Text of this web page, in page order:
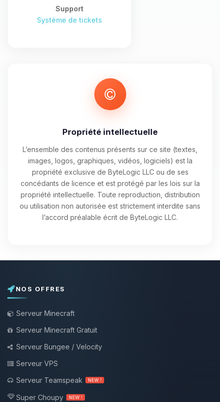
Support
Système de tickets
Propriété intellectuelle
L’ensemble des contenus présents sur ce site (textes,
images, logos, graphiques, vidéos, logiciels) est la
propriété exclusive de ByteLogic LLC ou de ses
concédants de licence et est protégé par les lois sur la
propriété intellectuelle. Toute reproduction, distribution
ou utilisation non autorisée est strictement interdite sans
l’accord préalable écrit de ByteLogic LLC.
NOS OFFRES
Serveur Minecraft
Serveur Minecraft Gratuit
Serveur Bungee / Velocity
Serveur VPS
Serveur Teamspeak
NEW !
Super Choupy NEW !